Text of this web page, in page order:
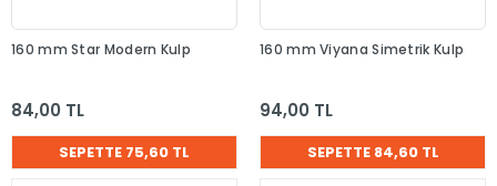
160 mm Star Modern Kulp
84,00 TL
SEPETTE 75,60 TL
160 mm Viyana Simetrik Kulp
94,00 TL
SEPETTE 84,60 TL